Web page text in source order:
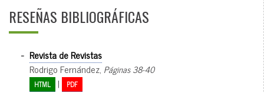
RESEÑAS BIBLIOGRÁFICAS
- Revista de Revistas
Rodrigo Fernández, Páginas 38-40
HTML | PDF